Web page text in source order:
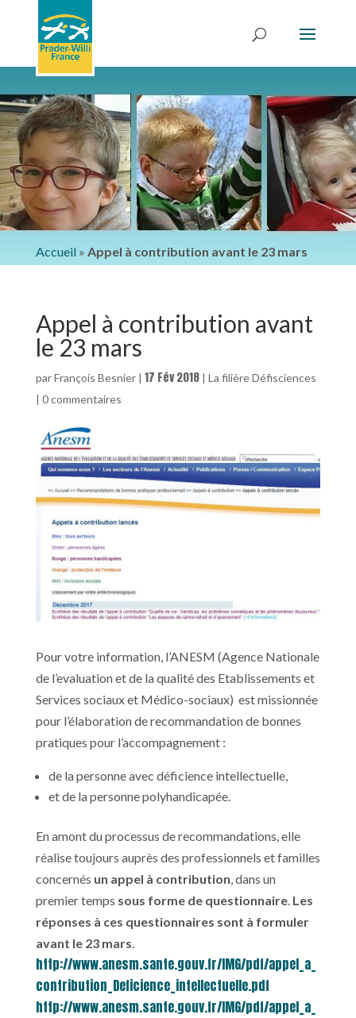
Accueil » Appel à contribution avant le 23 mars
Appel à contribution avant
le 23 mars
parFrançois Besnier| 17 Fév 2018| La filière Défisciences
| 0 commentaires
Pour votre information, l’ANESM (Agence Nationale
de l’evaluation et de la qualité des Etablissements et
Services sociaux et Médico-sociaux) est missionnée
pour l’élaboration de recommandation de bonnes
pratiques pour l’accompagnement :
de la personne avec déficience intellectuelle,
et de la personne polyhandicapée.
En amont du processus de recommandations, elle
réalise toujours auprès des professionnels et familles
concernés un appel à contribution, dans un
premier temps sous forme de questionnaire. Les
réponses à ces questionnaires sont à formuler
avant le 23 mars.
http://www.anesm.sante.gouv.fr/IMG/pdf/appel_a_
contribution_Deficience_intellectuelle.pdf
http://www.anesm.sante.gouv.fr/IMG/pdf/appel_a_